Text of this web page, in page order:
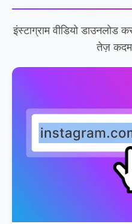
इंस्टाग्राम वीडियो
तेज़ कदम